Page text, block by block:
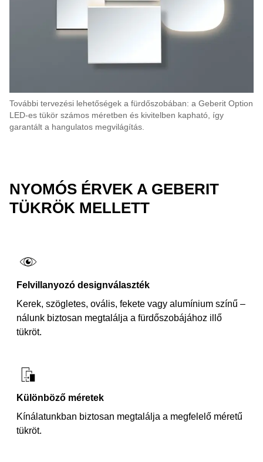
További tervezési lehetőségek a fürdőszobában: a Geberit Option
LED-es tükör számos méretben és kivitelben kapható, így
garantált a hangulatos megvilágítás.
NYOMÓS ÉRVEK A GEBERIT
TÜKRÖK MELLETT
Felvillanyozó designválaszték
Kerek, szögletes, ovális, fekete vagy alumínium színű –
nálunk biztosan megtalálja a fürdőszobájához illő
tükröt.
Különböző méretek
Kínálatunkban biztosan megtalálja a megfelelő méretű
tükröt.